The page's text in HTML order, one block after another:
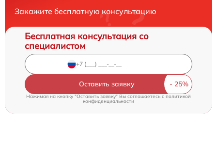
Закажите бесплатную консультацию
Бесплатная консультация со
специалистом
Оставить заявку
Нажимая на кнопку "Оставить заявку" Вы соглашаетесь cполитикой
конфиденциальности